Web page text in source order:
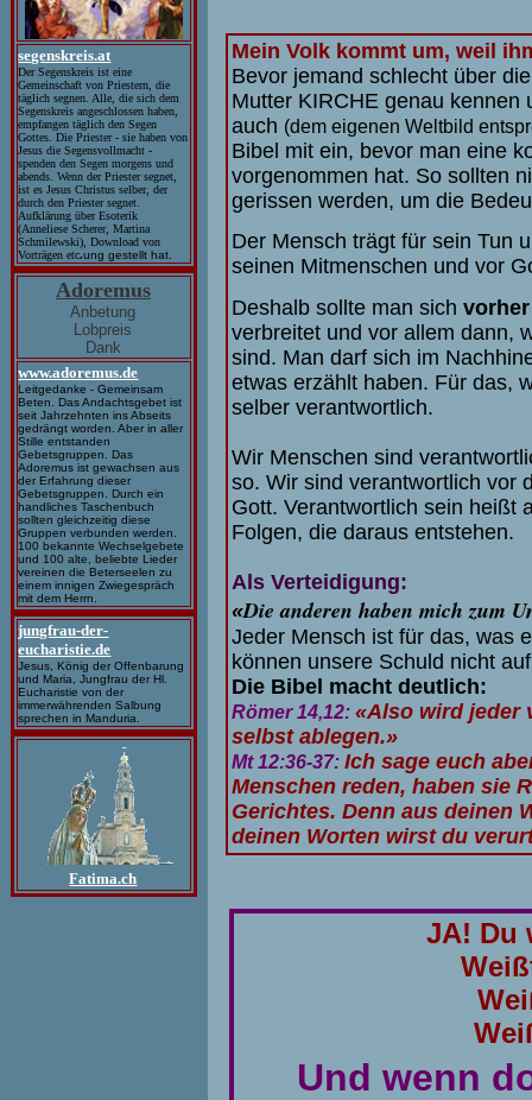
segenskreis.at
Der Segenskreis ist eine
Gemeinschaft von Priestern, die
täglich segnen. Alle, die sich dem
Segenskreis angeschlossen haben,
empfangen täglich den Segen
Gottes. Die Priester - sie haben von
Jesus die Segensvollmacht -
spenden den Segen morgens und
abends. Wenn der Priester segnet,
ist es Jesus Christus selber, der
durch den Priester segnet.
Aufklärung über Esoterik
(Anneliese Scherer, Martina
Schmilewski), Download von
Vorträgen etc.ung gestellt hat.
Adoremus
Anbetung
Lobpreis
Dank
www.adoremus.de
Leitgedanke - Gemeinsam
Beten. Das Andachtsgebet ist
seit Jahrzehnten ins Abseits
gedrängt worden. Aber in aller
Stille entstanden
Gebetsgruppen. Das
Adoremus ist gewachsen aus
der Erfahrung dieser
Gebetsgruppen. Durch ein
handliches Taschenbuch
sollten gleichzeitig diese
Gruppen verbunden werden.
100 bekannte Wechselgebete
und 100 alte, beliebte Lieder
vereinen die Beterseelen zu
einem innigen Zwiegespräch
mit dem Herrn.
jungfrau-der-
eucharistie.de
Jesus, König der Offenbarung
und Maria, Jungfrau der Hl.
Eucharistie von der
immerwährenden Salbung
sprechen in Manduria.
Fatima.ch
Mein Volk kommt um, weil
Bevor jemand schlecht über
Mutter KIRCHE genau kennen
auch (dem eigenen Weltbild
Bibel mit ein, bevor man eine
vorgenommen hat. So sollten
gerissen werden, um die
Der Mensch trägt für sein Tun
seinen Mitmenschen und vor
Deshalb sollte man sich
verbreitet und vor allem dann,
sind. Man darf sich im
etwas erzählt haben. Für das,
selber verantwortlich.
Wir Menschen sind
so. Wir sind verantwortlich vor
Gott. Verantwortlich sein heißt
Folgen, die daraus entstehen.
Als Verteidigung:
«Die anderen haben mich zum
Jeder Mensch ist für das, was
können unsere Schuld nicht
Die Bibel macht deutlich:
Römer 14,12: «Also wird jeder
selbst ablegen.»
Mt 12:36-37: Ich sage euch
Menschen reden, haben sie
Gerichtes. Denn aus deinen
deinen Worten wirst du
JA! Du
Und wenn